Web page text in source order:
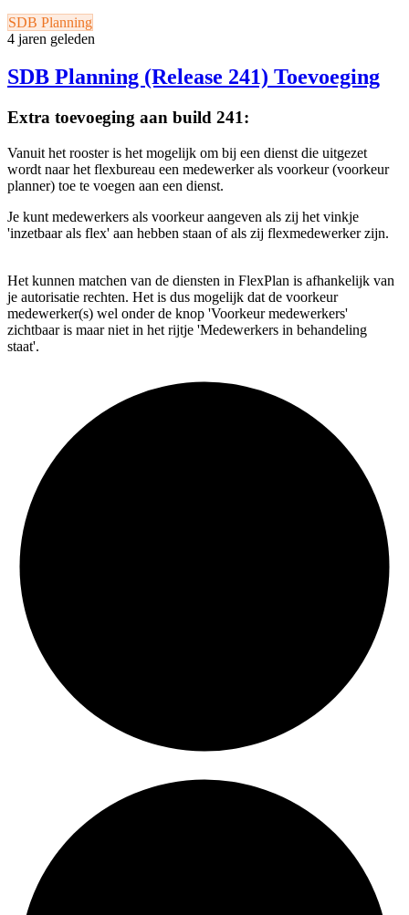
SDB Planning
4 jaren geleden
SDB Planning (Release 241) Toevoeging
Extra toevoeging aan build 241:
Vanuit het rooster is het mogelijk om bij een dienst die uitgezet
wordt naar het flexbureau een medewerker als voorkeur (voorkeur
planner) toe te voegen aan een dienst.
Je kunt medewerkers als voorkeur aangeven als zij het vinkje
'inzetbaar als flex' aan hebben staan of als zij flexmedewerker zijn.
Het kunnen matchen van de diensten in FlexPlan is afhankelijk van
je autorisatie rechten. Het is dus mogelijk dat de voorkeur
medewerker(s) wel onder de knop 'Voorkeur medewerkers'
zichtbaar is maar niet in het rijtje 'Medewerkers in behandeling
staat'.